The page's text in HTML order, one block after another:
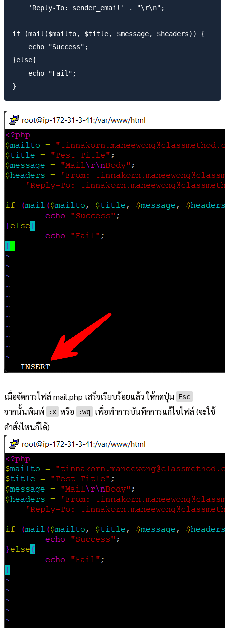
    'Reply-To: sender_email' . "\r\n";
if (mail($mailto, $title, $message, $headers)) {
    echo "Success";
}else{
    echo "Fail";
เมื่อจัดการไฟล์ mail.php เสร็จเรียบร้อยแล้ว ให้กดปุ่ม Esc
จากนั้นพิมพ์ :x หรือ :wq
เพื่อทำการบันทึกการแก้ไขไฟล์ (จะใช้
คำสั่งไหนก็ได้)